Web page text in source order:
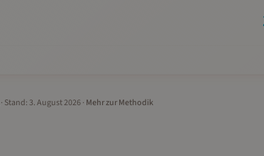
· Stand: 3. August 2026· Mehr zur Methodik